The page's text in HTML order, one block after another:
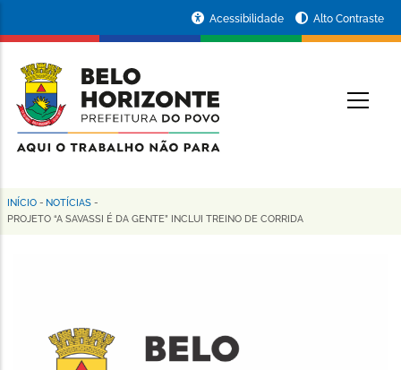
conteúdo
principal
da
Prefeitura
de
Horizonte
Acessibilidade Alto Contraste
Trilha
INÍCIO - NOTÍCIAS -
PROJETO “A SAVASSI É DA GENTE” INCLUI TREINO DE CORRIDA